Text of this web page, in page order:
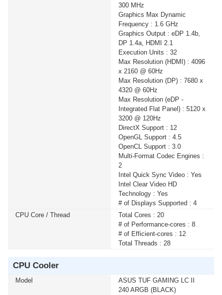
HOME (ENG / 64 BIT / FPP / USB / HAJ-00090) (1 เซ็ต
ต่อ 1 อัน) สนใจโปรโมชั่นนี้ ติดต่อ 02-017-4444
เมื่อซื้อพร้อมคอมเซ็ต ลดทันที 750 บาท จากปกติ 5,990
บาท เหลือเพียง 5,240 บาท UPS SYNDOME (ECO II-
2200-LCD) 2000VA/1200WATT(1 เซ็ต ต่อ 1 อัน) สนใจ
โปรโมชั่นนี้ ติดต่อ 02-017-4444
เมื่อซื้อพร้อมคอมเซ็ต ลดทันที 740 บาท จากปกติ 6,990
บาท เหลือเพียง 6,250 บาท UPS SYNDOME (ATOM-
2000) 2000VA/1200WATT (1 เซ็ต ต่อ 1 อัน) สนใจโปรโม
เมื่อซื้อพร้อมคอมเซ็ต ลดทันที 160 บาท จากปกติ 1,690
บาท เหลือเพียง 1,530 บาท UPS SYNDOME (ATOM-850-
LED) 850VA/360WATT (1 เซ็ต ต่อ 1 อัน) สนใจโปรโมชั่น
เมื่อซื้อพร้อมคอมเซ็ต ลดทันที 430 บาท จากปกติ 2,590
บาท เหลือเพียง 2,160 บาท UPS SYNDOME (ATOM-
1000-LED) 1000VA/630WATT (1 เซ็ต ต่อ 1 อัน) สนใจโปร
โมชั่นนี้ ติดต่อ 02-017-4444
บาท เหลือเพียง 4,290 บาท UPS SYNDOME (ECO II
1500 LCD) 1500VA/900WATT (1 เซ็ต ต่อ 1 อัน) สนใจโปร
โมชั่นนี้ ติดต่อ 02-017-4444
300 MHz
Graphics Max Dynamic
Frequency : 1.6 GHz
Graphics Output : eDP 1.4b,
DP 1.4a, HDMI 2.1
Execution Units : 32
Max Resolution (HDMI) : 4096
x 2160 @ 60Hz
Max Resolution (DP) : 7680 x
4320 @ 60Hz
Max Resolution (eDP -
Integrated Flat Panel) : 5120 x
3200 @ 120Hz
DirectX Support : 12
OpenGL Support : 4.5
OpenCL Support : 3.0
Multi-Format Codec Engines :
2
Intel Quick Sync Video : Yes
Intel Clear Video HD
Technology : Yes
# of Displays Supported : 4
CPU Core / Thread
Total Cores : 20
# of Performance-cores : 8
# of Efficient-cores : 12
Total Threads : 28
CPU Cooler
Model
ASUS TUF GAMING LC II
240 ARGB (BLACK)